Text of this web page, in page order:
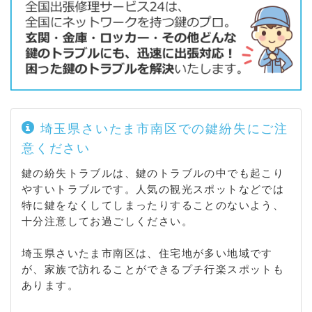
埼玉県さいたま市南区での鍵紛失にご注
意ください
鍵の紛失トラブルは、鍵のトラブルの中でも起こり
やすいトラブルです。人気の観光スポットなどでは
特に鍵をなくしてしまったりすることのないよう、
十分注意してお過ごしください。
埼玉県さいたま市南区は、住宅地が多い地域です
が、家族で訪れることができるプチ行楽スポットも
あります。